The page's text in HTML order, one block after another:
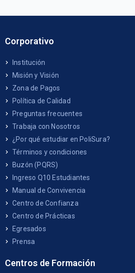
Corporativo
Institución
Misión y Visión
Zona de Pagos
Política de Calidad
Preguntas frecuentes
Trabaja con Nosotros
¿Por qué estudiar en PoliSura?
Términos y condiciones
Buzón (PQRS)
Ingreso Q10 Estudiantes
Manual de Convivencia
Centro de Confianza
Centro de Prácticas
Egresados
Prensa
Centros de Formación